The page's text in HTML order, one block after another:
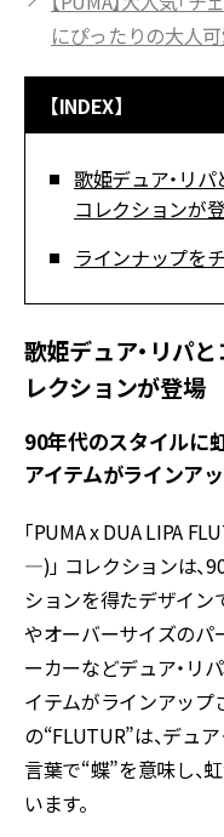
にぴったりの大人
【INDEX】
歌姫デュア・リ
コレクションが
ラインナップをチ
歌姫デュア・リパ
レクションが登場
90年代のスタイルに
アイテムがラインア
「PUMA x DUA LIPA
―)」 コレクションは、
ションを得たデザイン
やオーバーサイズのパ
ーカーなどデュア・リ
イテムがラインアップ
の“FLUTUR”は、デュ
言葉で“蝶”を意味し、
います。